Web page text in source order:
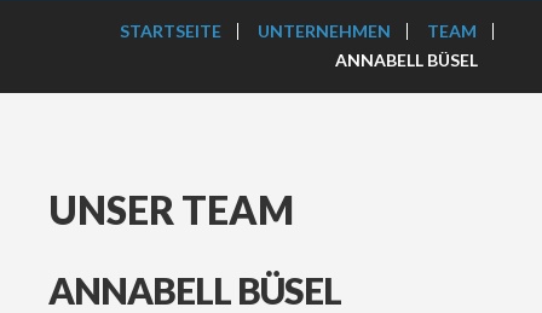
STARTSEITE UNTERNEHMEN
TEAM
ANNABELL BÜSEL
UNSER TEAM
ANNABELLBÜSEL